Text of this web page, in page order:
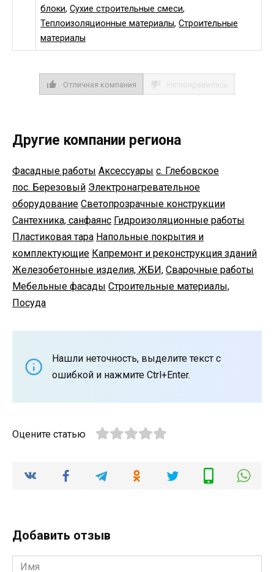
блоки,Сухие строительные смеси,
Теплоизоляционные материалы,Строительные
материалы
Отличная компания
Другие компании региона
Фасадные работы Аксессуары с. Глебовское
пос. Березовый Электронагревательное
оборудование Светопрозрачные конструкции
Сантехника, санфаянс Гидроизоляционные работы
Пластиковая тара Напольные покрытия и
комплектующие Капремонт и реконструкция зданий
Железобетонные изделия, ЖБИ, Сварочные работы
Мебельные фасады Строительные материалы,
Посуда
Нашли неточность, выделите текст с
ошибкой и нажмите Ctrl+Enter.
Оцените статью
Добавить отзыв
Имя